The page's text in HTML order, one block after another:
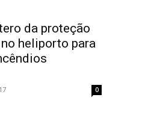
da proteção
heliporto para
0